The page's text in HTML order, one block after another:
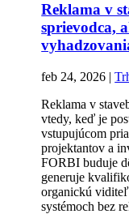
Reklama v
sprievodca,
feb 24, 2026 |
Reklama v
vtedy, keď je
vstupujúcom
projektantov a
FORBI buduje
generuje
organickú
systémoch bez